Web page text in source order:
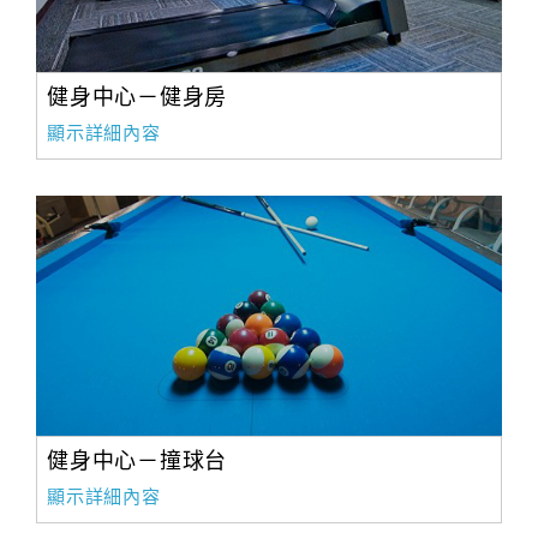
健身中心－健身房
顯示詳細內容
健身中心－撞球台
顯示詳細內容